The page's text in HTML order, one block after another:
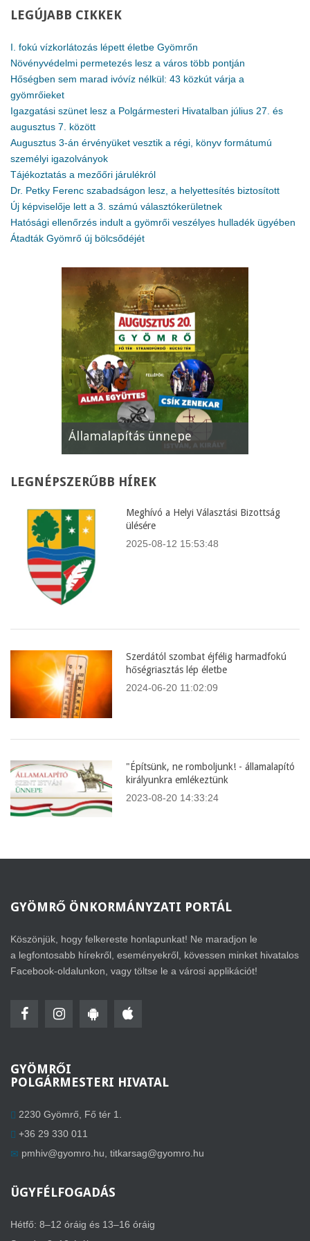
LEGÚJABB CIKKEK
I. fokú vízkorlátozás lépett életbe Gyömrőn
Növényvédelmi permetezés lesz a város több pontján
Hőségben sem marad ivóvíz nélkül: 43 közkút várja a
gyömrőieket
Igazgatási szünet lesz a Polgármesteri Hivatalban július 27. és
augusztus 7. között
Augusztus 3-án érvényüket vesztik a régi, könyv formátumú
személyi igazolványok
Tájékoztatás a mezőőri járulékról
Dr. Petky Ferenc szabadságon lesz, a helyettesítés biztosított
Új képviselője lett a 3. számú választókerületnek
Hatósági ellenőrzés indult a gyömrői veszélyes hulladék ügyében
Átadták Gyömrő új bölcsődéjét
Államalapítás ünnepe
LEGNÉPSZERŰBB HÍREK
Meghívó a Helyi Választási Bizottság
ülésére
2025-08-12 15:53:48
Szerdától szombat éjfélig harmadfokú
hőségriasztás lép életbe
2024-06-20 11:02:09
"Építsünk, ne romboljunk! - államalapító
királyunkra emlékeztünk
2023-08-20 14:33:24
GYÖMRŐ ÖNKORMÁNYZATI PORTÁL
Köszönjük, hogy felkereste honlapunkat! Ne maradjon le
a legfontosabb hírekről, eseményekről, kövessen minket hivatalos
Facebook-oldalunkon, vagy töltse le a városi applikációt!
GYÖMRŐI
POLGÁRMESTERI HIVATAL
2230 Gyömrő, Fő tér 1.
+36 29 330 011
pmhiv@gyomro.hu titkarsag@gyomro.hu
ÜGYFÉLFOGADÁS
Hétfő: 8–12 óráig és 13–16 óráig